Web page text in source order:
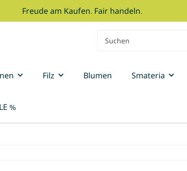
Freude am Kaufen. Fair handeln.
Filz Blumen Smateria
%